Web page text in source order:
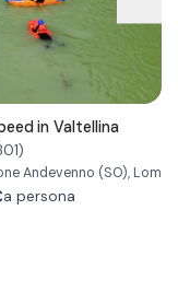
in Valtellina
Andevenno (SO),
a persona